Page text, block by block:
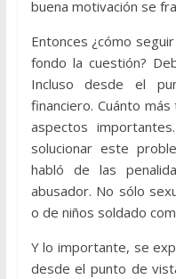
buena motivación se
Entonces ¿cómo
fondo la cuestión?
Incluso desde el
financiero. Cuánto
aspectos
solucionar este
habló de las
abusador. No sólo
o de niños soldado
Y lo importante, se
desde el punto de